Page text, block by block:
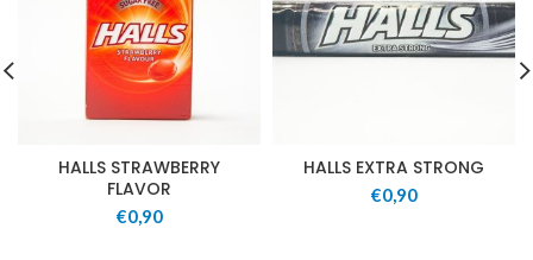
HALLS STRAWBERRY
FLAVOR
€0,90
HALLS EXTRA STRONG
€0,90